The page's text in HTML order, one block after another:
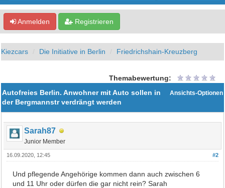
Anmelden Registrieren
Kiezcars Die Initiative in Berlin Friedrichshain-Kreuzberg
Themabewertung:
Ansichts-Optionen
Autofreies Berlin. Anwohner mit Auto sollen in
der Bergmannstr verdrängt werden
Sarah87
Junior Member
#2
16.09.2020, 12:45
Und pflegende Angehörige kommen dann auch zwischen 6
und 11 Uhr oder dürfen die gar nicht rein? Sarah